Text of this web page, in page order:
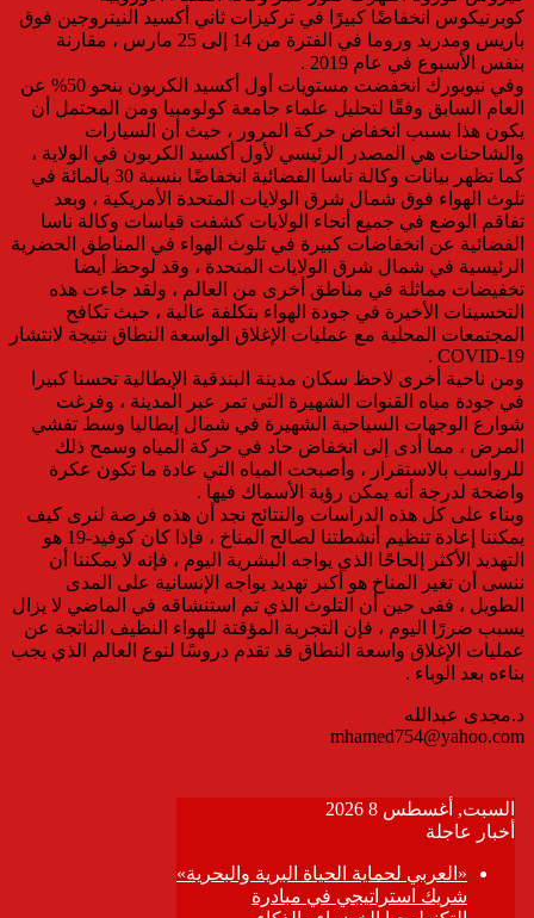
كوبرنيكوس انخفاضًا كبيرًا في تركيزات ثاني أكسيد النيتروجين فوق
باريس ومدريد وروما في الفترة من 14 إلى 25 مارس ، مقارنة
بنفس الأسبوع في عام 2019 .
وفي نيويورك انخفضت مستويات أول أكسيد الكربون بنحو 50% عن
العام السابق وفقًا لتحليل علماء جامعة كولومبيا ومن المحتمل أن
يكون هذا بسبب انخفاض حركة المرور ، حيث أن السيارات
والشاحنات هي المصدر الرئيسي لأول أكسيد الكربون في الولاية ،
كما تظهر بيانات وكالة ناسا الفضائية انخفاضًا بنسبة 30 بالمائة في
تلوث الهواء فوق شمال شرق الولايات المتحدة الأمريكية ، وبعد
تفاقم الوضع في جميع أنحاء الولايات كشفت قياسات وكالة ناسا
الفضائية عن انخفاضات كبيرة في تلوث الهواء في المناطق الحضرية
الرئيسية في شمال شرق الولايات المتحدة ، وقد لوحظ أيضا
تخفيضات مماثلة في مناطق أخرى من العالم ، ولقد جاءت هذه
التحسينات الأخيرة في جودة الهواء بتكلفة عالية ، حيث تكافح
المجتمعات المحلية مع عمليات الإغلاق الواسعة النطاق نتيجة لانتشار
COVID-19 .
ومن ناحية أخرى لاحظ سكان مدينة البندقية الإيطالية تحسنا كبيرا
في جودة مياه القنوات الشهيرة التي تمر عبر المدينة ، وفرغت
شوارع الوجهات السياحية الشهيرة في شمال إيطاليا وسط تفشي
المرض ، مما أدى إلى انخفاض حاد في حركة المياه وسمح ذلك
للرواسب بالاستقرار ، وأصبحت المياه التي عادة ما تكون عكرة
واضحة لدرجة أنه يمكن رؤية الأسماك فيها .
وبناء على كل هذه الدراسات والنتائج نجد أن هذه فرصة لنرى كيف
يمكننا إعادة تنظيم أنشطتنا لصالح المناخ ، فإذا كان كوفيد-19 هو
التهديد الأكثر إلحاحًا الذي يواجه البشرية اليوم ، فإنه لا يمكننا أن
ننسى أن تغير المناخ هو أكبر تهديد يواجه الإنسانية على المدى
الطويل ، ففى حين أن التلوث الذي تم استنشاقه في الماضي لا يزال
يسبب ضررًا اليوم ، فإن التجربة المؤقتة للهواء النظيف الناتجة عن
عمليات الإغلاق واسعة النطاق قد تقدم دروسًا لنوع العالم الذي يجب
بناءه بعد الوباء .
د.مجدى عبدالله
mhamed754@yahoo.com